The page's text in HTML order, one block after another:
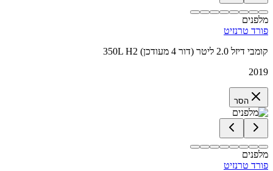
מלפנים
פורד טרנזיט
350L H2 קומבי דיזל 2.0 ליטר (דור 4 מעודכן)
2019
הסר
מלפנים
פורד טרנזיט